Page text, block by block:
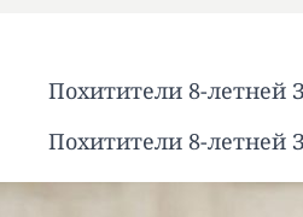
Похитители 8-летней
Похитители 8-летней